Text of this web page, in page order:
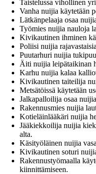
Taistelussa vihollinen
Vanha nuijia käytetään
Lätkänpelaaja osaa
Työmies nuijia nauloja
Kivikautinen ihminen
Poliisi nuijia
Puutarhuri nuijia
Äiti nuijia leipätaikinan
Karhu nuijia kalaa
Kivikautinen taiteilija
Metsätöissä käytetään
Jalkapalloilija osaa
Rakennusmies nuijia
Kotieläinlääkäri nuijia
Jääkiekkoilija nuijia
alta.
Käsityöläinen nuijia
Kivikautinen soturi
Rakennustyömaalla
kiinnittämiseen.